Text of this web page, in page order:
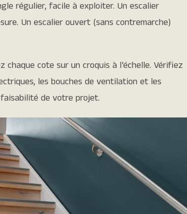
régulier, facile à exploiter. Un escalier
Un escalier ouvert (sans contremarche)
cote sur un croquis à l’échelle. Vérifiez
les bouches de ventilation et les
de votre projet.